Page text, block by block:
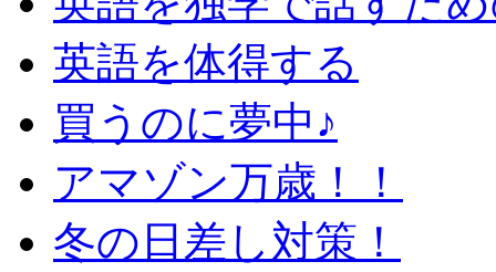
英語を体得する
買うのに夢中♪
アマゾン万歳！！
冬の日差し対策！